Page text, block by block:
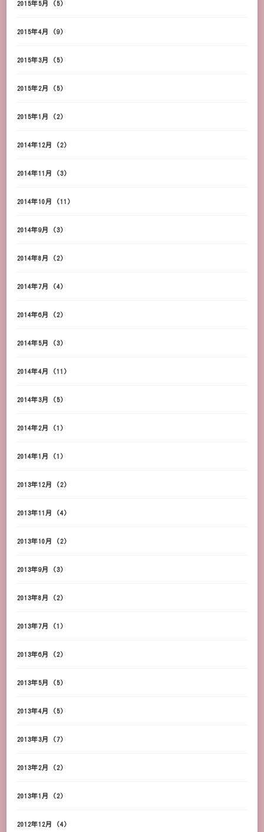
2015年5月 (5)
2015年4月 (9)
2015年3月 (5)
2015年2月 (5)
2015年1月 (2)
2014年12月 (2)
2014年11月 (3)
2014年10月 (11)
2014年9月 (3)
2014年8月 (2)
2014年7月 (4)
2014年6月 (2)
2014年5月 (3)
2014年4月 (11)
2014年3月 (5)
2014年2月 (1)
2014年1月 (1)
2013年12月 (2)
2013年11月 (4)
2013年10月 (2)
2013年9月 (3)
2013年8月 (2)
2013年7月 (1)
2013年6月 (2)
2013年5月 (5)
2013年4月 (5)
2013年3月 (7)
2013年2月 (2)
2013年1月 (2)
2012年12月 (4)